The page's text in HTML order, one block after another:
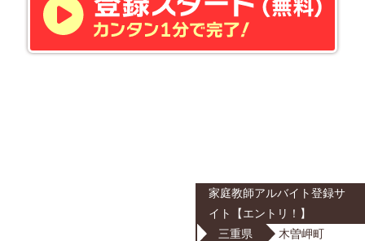
家庭教師アルバイト登録サ
イト【エントリ！】
三重県
木曽岬町